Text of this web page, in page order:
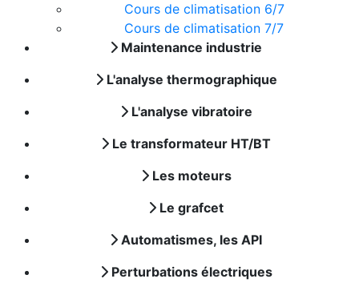
Cours de climatisation 6/7
Cours de climatisation 7/7
Maintenance industrie
L'analyse thermographique
L'analyse vibratoire
Le transformateur HT/BT
Les moteurs
Le grafcet
Automatismes, les API
Perturbations électriques